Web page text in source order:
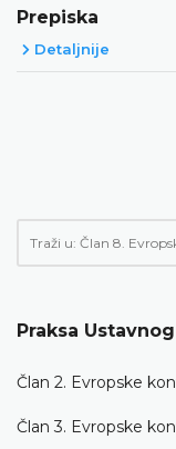
Prepiska
Detaljnije
Praksa
Član 2. Evropske
Član 3. Evropske